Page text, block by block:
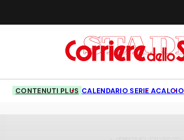
CONTENUTI PLUS CALENDARIO SERIE ACALCIO